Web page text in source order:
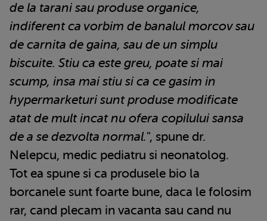
de la tarani sau produse organice,
indiferent ca vorbim de banalul morcov sau
de carnita de gaina, sau de un simplu
biscuite. Stiu ca este greu, poate si mai
scump, insa mai stiu si ca ce gasim in
hypermarketuri sunt produse modificate
atat de mult incat nu ofera copilului sansa
de a se dezvolta normal.", spune dr.
Nelepcu, medic pediatru si neonatolog.
Tot ea spune si ca produsele bio la
borcanele sunt foarte bune, daca le folosim
rar, cand plecam in vacanta sau cand nu